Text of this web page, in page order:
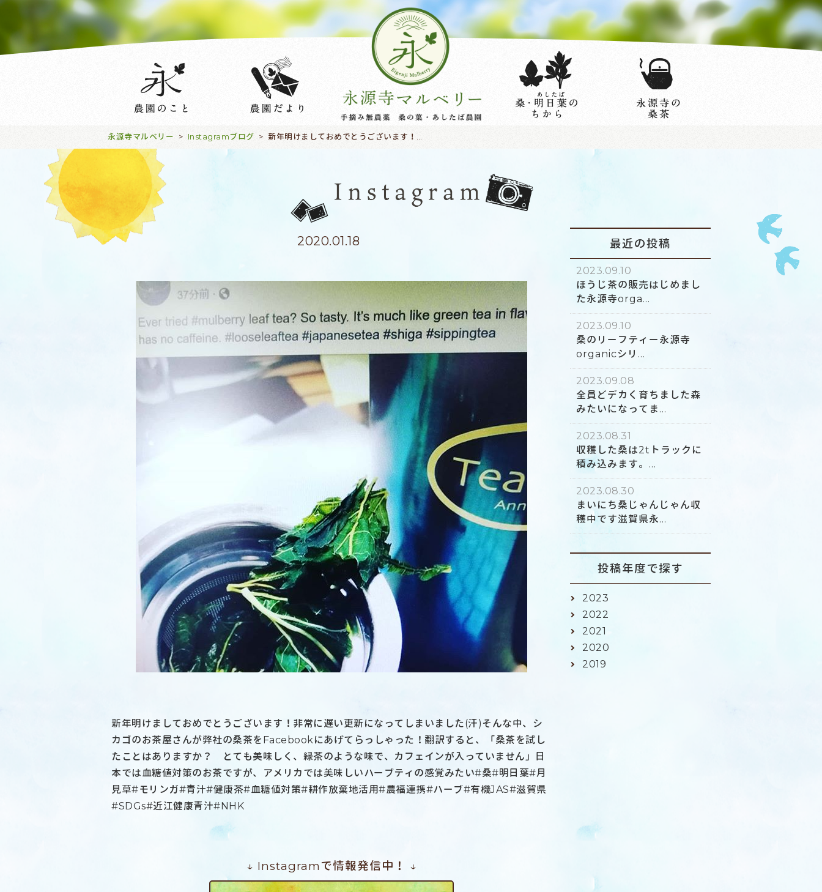
永源寺マルベリー > Instagramブログ >
2020.01.18
新年明けましておめでとうございます！非常に遅い更新になってしまいました(汗)そんな中、シ
カゴのお茶屋さんが弊社の桑茶をFacebookにあげてらっしゃった！翻訳すると、「桑茶を試し
たことはありますか？ とても美味しく、緑茶のような味で、カフェインが入っていません」日
本では血糖値対策のお茶ですが、アメリカでは美味しいハーブティの感覚みたい#桑#明日葉#月
見草#モリンガ#青汁#健康茶#血糖値対策#耕作放棄地活用#農福連携#ハーブ#有機JAS#滋賀県
#SDGs#近江健康青汁#NHK
↓ Instagramで情報発信中！ ↓
最近の投稿
2023.09.10
ほうじ茶の販売はじめまし
た永源寺orga...
2023.09.10
桑のリーフティー永源寺
organicシリ...
2023.09.08
全員どデカく育ちました森
みたいになってま...
2023.08.31
収穫した桑は2tトラックに
積み込みます。...
2023.08.30
まいにち桑じゃんじゃん収
穫中です滋賀県永...
投稿年度で探す
2023
2022
2021
2020
2019